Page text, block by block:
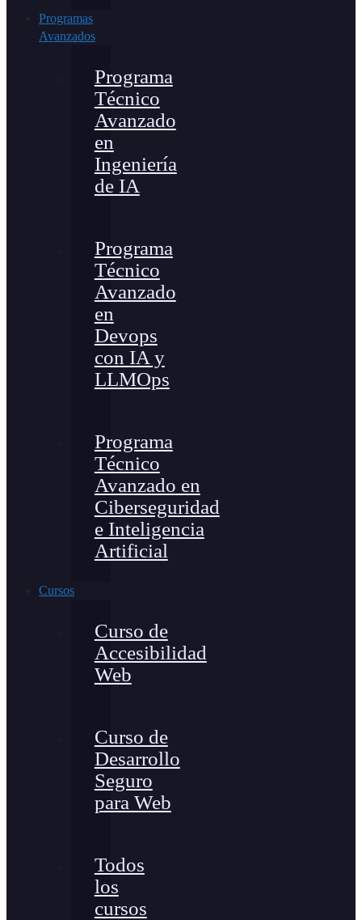
Programas
Avanzados
Programa
Técnico
Avanzado
en
Ingeniería
de IA
Programa
Técnico
Avanzado
en
Devops
con IA y
LLMOps
Programa
Técnico
Avanzado en
Ciberseguridad
e Inteligencia
Artificial
Cursos
Curso de
Accesibilidad
Web
Curso de
Desarrollo
Seguro
para Web
Todos
los
cursos